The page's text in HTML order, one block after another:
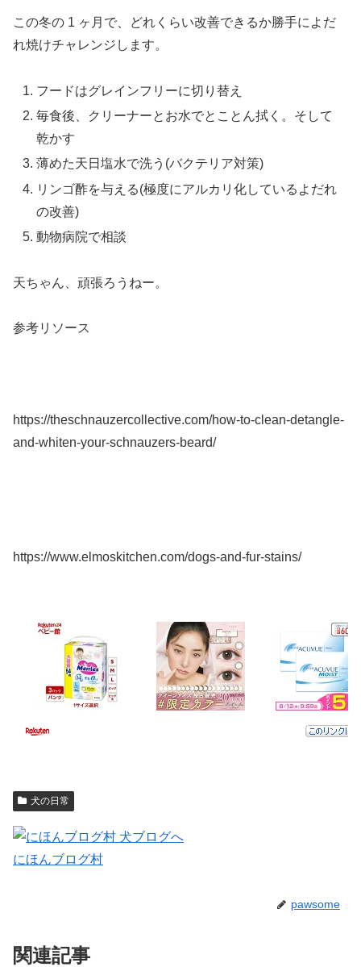
この冬の 1 ヶ月で、どれくらい改善できるか勝手によだ
れ焼けチャレンジします。
フードはグレインフリーに切り替え
毎食後、クリーナーとお水でとことん拭く。そして
乾かす
薄めた天日塩水で洗う(バクテリア対策)
リンゴ酢を与える(極度にアルカリ化しているよだれ
の改善)
動物病院で相談
天ちゃん、頑張ろうねー。
参考リソース
https://theschnauzercollective.com/how-to-clean-detangle-
and-whiten-your-schnauzers-beard/
https://www.elmoskitchen.com/dogs-and-fur-stains/
犬の日常
にほんブログ村
pawsome
関連記事